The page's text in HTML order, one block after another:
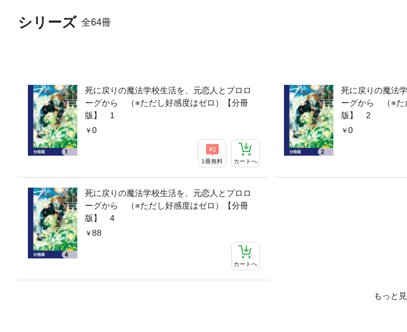
シリーズ 全64冊
死に戻りの魔法学校生活を、元恋人とプロロ
ーグから （※ただし好感度はゼロ）【分冊
版】 1
0
1冊無料 カートへ
死に戻りの魔法
ーグから （※た
版】 2
0
死に戻りの魔法学校生活を、元恋人とプロロ
ーグから （※ただし好感度はゼロ）【分冊
版】 4
88
カートへ
もっと